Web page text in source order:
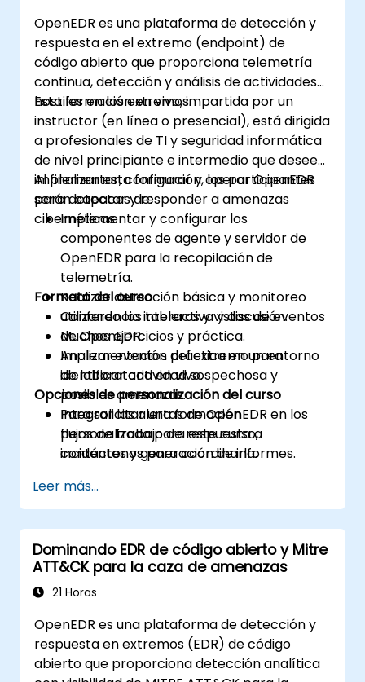
OpenEDR es una plataforma de detección y
respuesta en el extremo (endpoint) de
código abierto que proporciona telemetría
continua, detección y análisis de actividades
hostiles en los extremos.
Esta formación en vivo, impartida por un
instructor (en línea o presencial), está dirigida
a profesionales de TI y seguridad informática
de nivel principiante e intermedio que deseen
implementar, configurar y operar OpenEDR
para detectar y responder a amenazas
cibernéticas.
Al finalizar esta formación, los participantes
serán capaces de:
Implementar y configurar los
componentes de agente y servidor de
OpenEDR para la recopilación de
telemetría.
Realizar detección básica y monitoreo
utilizando los tableros y vistas de eventos
de OpenEDR.
Analizar eventos del extremo para
identificar actividad sospechosa y
posibles amenazas.
Integrar las alertas de OpenEDR en los
flujos de trabajo de respuesta a
incidentes y generación de informes.
Formato del curso
Conferencia interactiva y discusión.
Muchos ejercicios y práctica.
Implementación práctica en un entorno
de laboratorio en vivo.
Opciones de personalización del curso
Para solicitar una formación
personalizada para este curso,
contáctenos para coordinarla.
Leer más...
Dominando EDR de código abierto y Mitre
ATT&CK para la caza de amenazas
21 Horas
OpenEDR es una plataforma de detección y
respuesta en extremos (EDR) de código
abierto que proporciona detección analítica